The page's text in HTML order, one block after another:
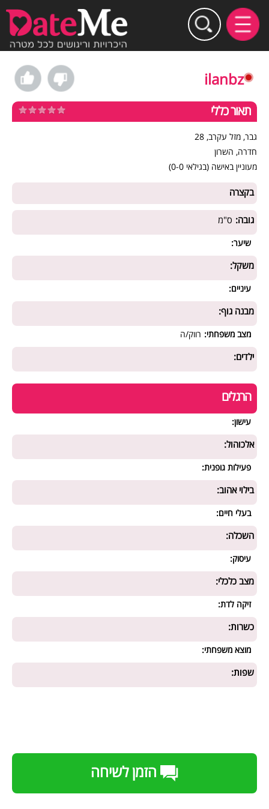
ilanbz
תאור כללי
גבר, מזל עקרב, 28
חדרה, השרון
מעוניין באישה (בגילאי 0-0)
בקצרה
גובה: ס"מ
שיער:
משקל:
עיניים:
מבנה גוף:
מצב משפחתי: רווק/ה
ילדים:
הרגלים
עישון:
אלכוהול:
פעילות גופנית:
בילוי אהוב:
בעלי חיים:
השכלה:
עיסוק:
מצב כלכלי:
זיקה לדת:
כשרות:
מוצא משפחתי:
שפות:
הזמן לשיחה